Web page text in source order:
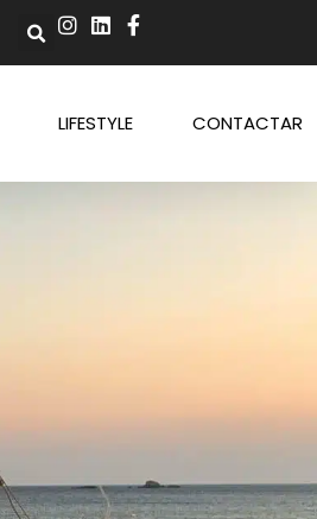
LIFESTYLE CONTACTAR